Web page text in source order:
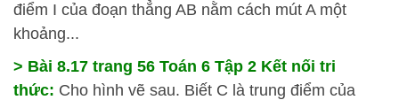
điểm I của đoạn thẳng AB nằm cách mút A một
khoảng...
> Bài 8.17 trang 56 Toán 6 Tập 2 Kết nối tri
thức: Cho hình vẽ sau. Biết C là trung điểm của